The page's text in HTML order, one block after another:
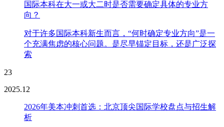
国际本科在大一或大二时是否需要确定具体的专业方
向？
对于许多国际本科新生而言，“何时确定专业方向”是一
个充满焦虑的核心问题。是尽早锚定目标，还是广泛探
索
23
2025.12
2026年美本冲刺首选：北京顶尖国际学校盘点与招生解
析